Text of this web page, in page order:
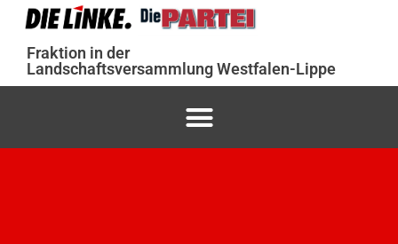
Fraktion in der
Landschaftsversammlung Westfalen-Lippe